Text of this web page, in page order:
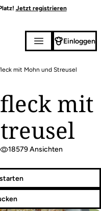
Jetzt registrieren
Einloggen
mit Mohn und Streusel
mit
18579 Ansichten